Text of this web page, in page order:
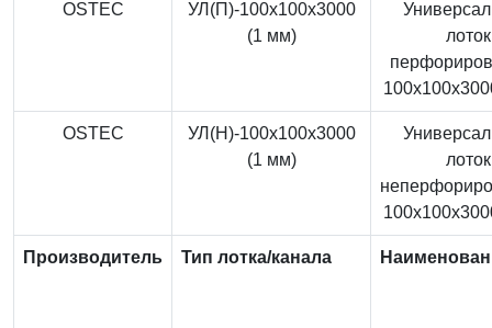
OSTEC
УЛ(П)-100x100x3000
(1 мм)
лоток
OSTEC
УЛ(Н)-100x100x3000
(1 мм)
лоток
Производитель Тип лотка/канала